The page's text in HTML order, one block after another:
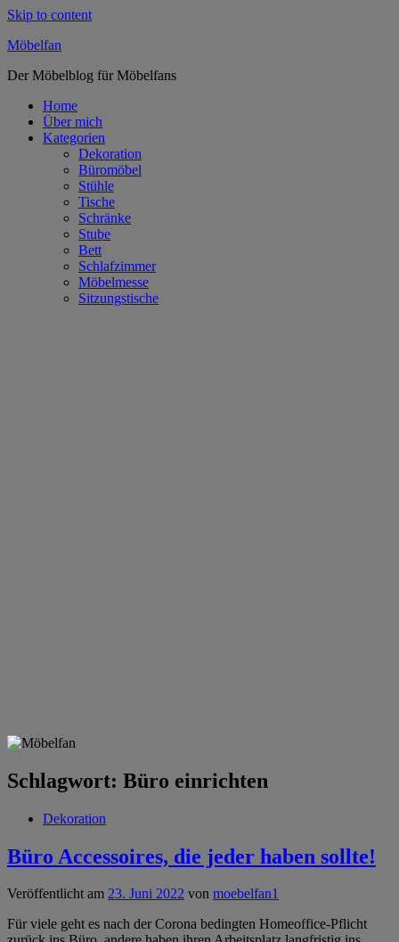
Skip to content
Möbelfan
Der Möbelblog für Möbelfans
Home
Über mich
Kategorien
Dekoration
Büromöbel
Stühle
Tische
Schränke
Stube
Bett
Schlafzimmer
Möbelmesse
Sitzungstische
Schlagwort: Büro einrichten
Dekoration
Büro Accessoires, die jeder haben sollte!
Veröffentlicht am 23. Juni 2022 von moebelfan1
Für viele geht es nach der Corona bedingten Homeoffice-Pflicht